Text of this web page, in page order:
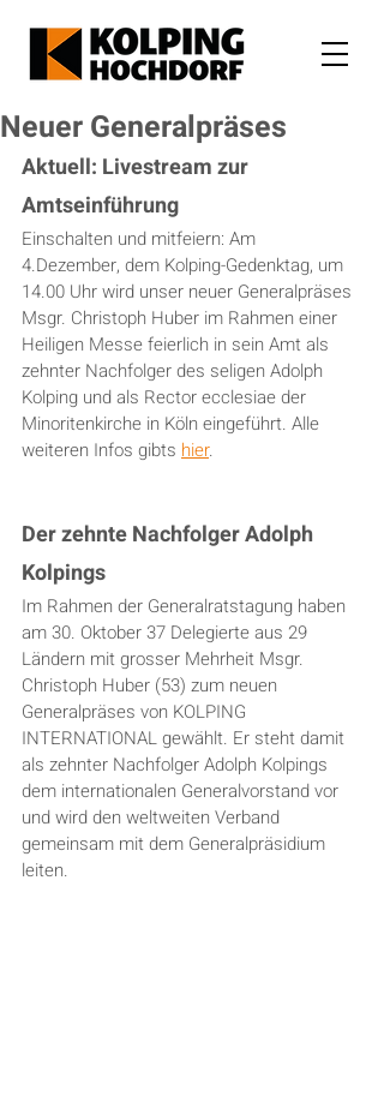
Neuer Generalpräses
Aktuell: Livestream zur
Amtseinführung
Einschalten und mitfeiern: Am
4.Dezember, dem Kolping-Gedenktag, um
14.00 Uhr wird unser neuer Generalpräses
Msgr. Christoph Huber im Rahmen einer
Heiligen Messe feierlich in sein Amt als
zehnter Nachfolger des seligen Adolph
Kolping und als Rector ecclesiae der
Minoritenkirche in Köln eingeführt. Alle
weiteren Infos gibts hier.
Der zehnte Nachfolger Adolph
Kolpings
Im Rahmen der Generalratstagung haben
am 30. Oktober 37 Delegierte aus 29
Ländern mit grosser Mehrheit Msgr.
Christoph Huber (53) zum neuen
Generalpräses von KOLPING
INTERNATIONAL gewählt. Er steht damit
als zehnter Nachfolger Adolph Kolpings
dem internationalen Generalvorstand vor
und wird den weltweiten Verband
gemeinsam mit dem Generalpräsidium
leiten.